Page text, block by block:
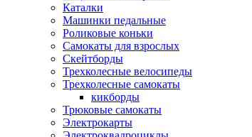
Каталки
Машинки педальные
Роликовые коньки
Самокаты для взрослых
Скейтборды
Трехколесные велосипеды
Трехколесные самокаты
кикборды
Трюковые самокаты
Электрокарты